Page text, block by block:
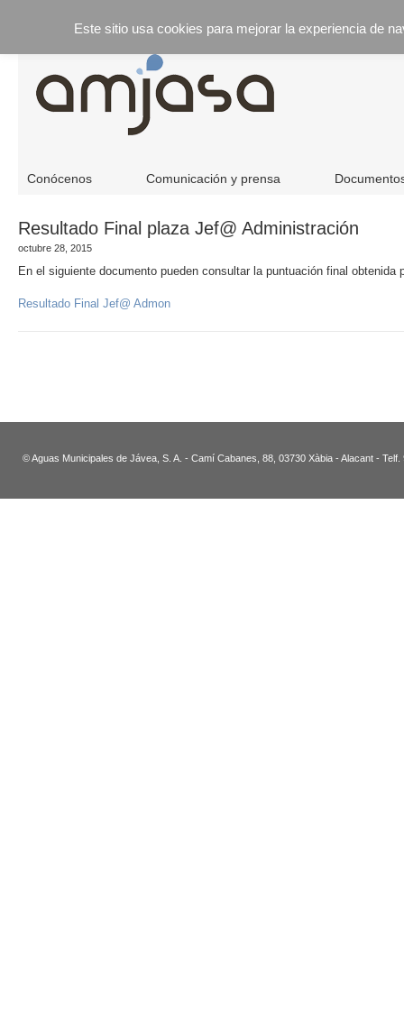
Conócenos Comunicación y prensa
Resultado Final plaza Jef@ Administración
octubre 28, 2015
En el siguiente documento pueden consultar la puntuación final
Resultado Final Jef@ Admon
© Aguas Municipales de Jávea, S. A. - Camí Cabanes, 88, 03730 Xàbia - Alacant -
Este sitio usa cookies para mejorar la experiencia de